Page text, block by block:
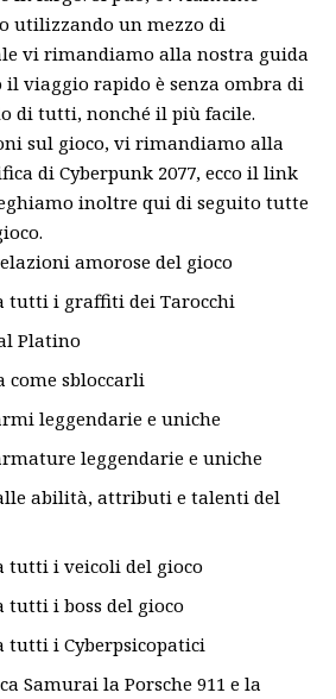
utilizzando un mezzo di
vi rimandiamo alla nostra guida
il viaggio rapido è senza ombra di
di tutti, nonché il più facile.
sul gioco, vi rimandiamo alla
di Cyberpunk 2077, ecco il link
inoltre qui di seguito tutte
amorose del gioco
tutti i graffiti dei Tarocchi
Platino
come sbloccarli
leggendarie e uniche
leggendarie e uniche
abilità, attributi e talenti del
tutti i veicoli del gioco
tutti i boss del gioco
tutti i Cyberpsicopatici
Samurai la Porsche 911 e la